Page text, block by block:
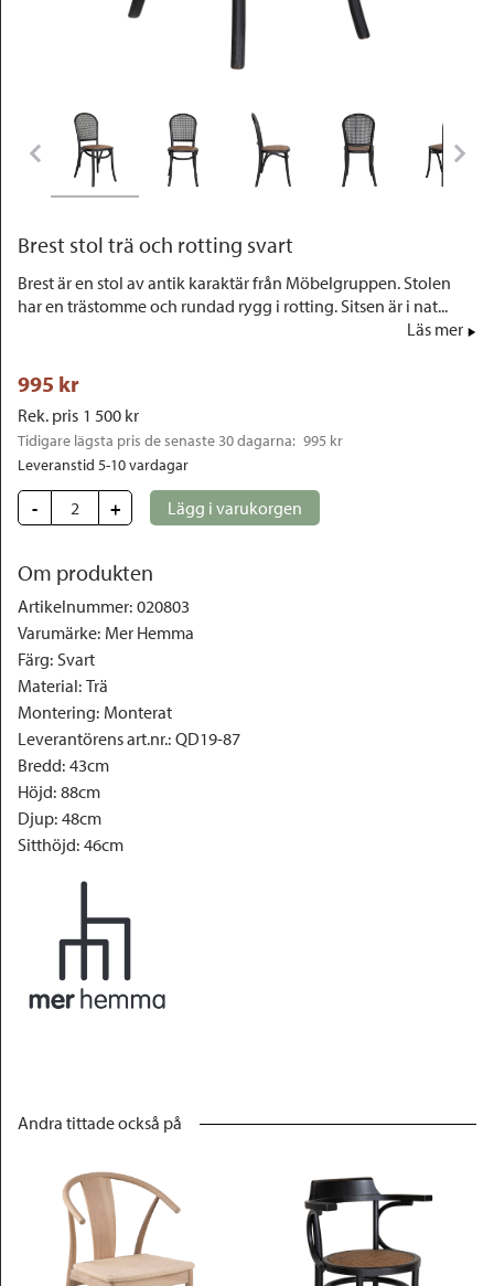
Brest stol trä och rotting svart
Brest är en stol av antik karaktär från Möbelgruppen. Stolen
har en trästomme och rundad rygg i rotting. Sitsen är i nat...
Läs mer
995 kr
Rek. pris 1 500 kr
Tidigare lägsta pris de senaste 30 dagarna: 995 kr
Leveranstid 5-10 vardagar
- + Lägg i varukorgen
Om produkten
Artikelnummer: 020803
Varumärke: Mer Hemma
Färg: Svart
Material: Trä
Montering: Monterat
Leverantörens art.nr.: QD19-87
Bredd: 43cm
Höjd: 88cm
Djup: 48cm
Sitthöjd: 46cm
Andra tittade också på